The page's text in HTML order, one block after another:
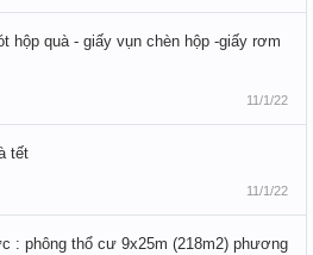
hộp quà - giấy vụn chèn hộp -giấy rơm
11/1/22
tết
11/1/22
: phông thổ cư 9x25m (218m2) phương